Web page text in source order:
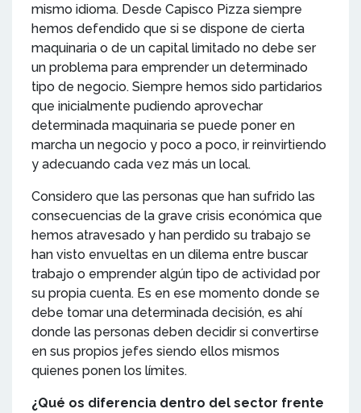
mismo idioma. Desde Capisco Pizza siempre
hemos defendido que si se dispone de cierta
maquinaria o de un capital limitado no debe ser
un problema para emprender un determinado
tipo de negocio. Siempre hemos sido partidarios
que inicialmente pudiendo aprovechar
determinada maquinaria se puede poner en
marcha un negocio y poco a poco, ir reinvirtiendo
y adecuando cada vez más un local.
Considero que las personas que han sufrido las
consecuencias de la grave crisis económica que
hemos atravesado y han perdido su trabajo se
han visto envueltas en un dilema entre buscar
trabajo o emprender algún tipo de actividad por
su propia cuenta. Es en ese momento donde se
debe tomar una determinada decisión, es ahí
donde las personas deben decidir si convertirse
en sus propios jefes siendo ellos mismos
quienes ponen los límites.
¿Qué os diferencia dentro del sector frente